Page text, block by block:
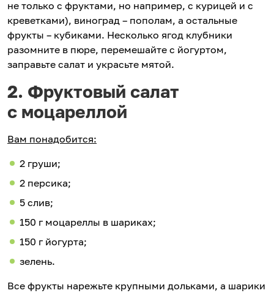
не только с фруктами, но например, с курицей и с
креветками), виноград – пополам, а остальные
фрукты – кубиками. Несколько ягод клубники
разомните в пюре, перемешайте с йогуртом,
заправьте салат и украсьте мятой.
2. Фруктовый салат
с моцареллой
Вам понадобится:
2 груши;
2 персика;
5 слив;
150 г моцареллы в шариках;
150 г йогурта;
зелень.
Все фрукты нарежьте крупными дольками, а шарики